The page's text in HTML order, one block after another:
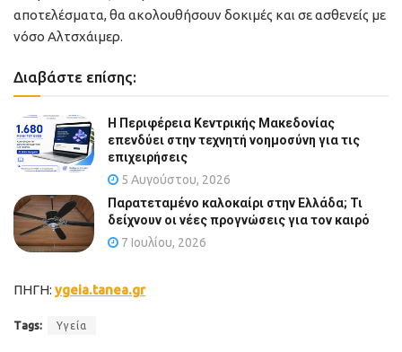
αποτελέσματα, θα ακολουθήσουν δοκιμές και σε ασθενείς με
νόσο Αλτσχάιμερ.
Διαβάστε επίσης:
Η Περιφέρεια Κεντρικής Μακεδονίας
επενδύει στην τεχνητή νοημοσύνη για τις
επιχειρήσεις
5 Αυγούστου, 2026
Παρατεταμένο καλοκαίρι στην Ελλάδα; Τι
δείχνουν οι νέες προγνώσεις για τον καιρό
7 Ιουλίου, 2026
ΠΗΓΗ: ygeia.tanea.gr
Tags: Υγεία